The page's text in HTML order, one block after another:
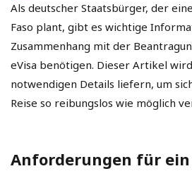
Als deutscher Staatsbürger, der
Faso plant, gibt es wichtige
Zusammenhang mit der
eVisa benötigen. Dieser Artikel
notwendigen Details liefern, um
Reise so reibungslos wie möglich
Anforderungen für ein